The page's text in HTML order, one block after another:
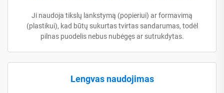
Ji naudoja tikslų lankstymą (popieriui) ar formavimą
(plastikui), kad būtų sukurtas tvirtas sandarumas, todėl
pilnas puodelis nebus nubėgęs ar sutrukdytas.
Lengvas naudojimas